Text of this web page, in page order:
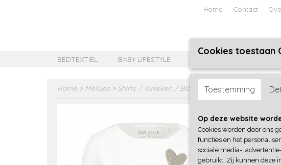
Home Contact
BEDTEXTIEL BABY LIFESTYLE
Home > Meisjes > Shirts / Tunieken / Blouses>Blue Seven
€
✓Op
Cookies toestaan
Toestemming
Op deze website
Cookies worden door ons
functies en het
sociale media-,
gebruikt. Zij kunnen deze